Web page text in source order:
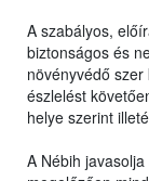
A szabályos,
biztonságos és
növényvédő
észlelést
helye szerint
A Nébih